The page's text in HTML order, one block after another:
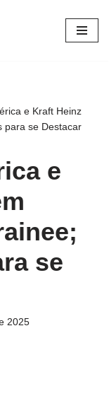
e Kraft Heinz
para se Destacar
e
se
2025